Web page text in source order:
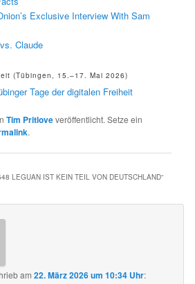
Exclusive Interview With Sam
Claude
(Tübingen, 15.–17. Mai 2026)
Tage der digitalen Freiheit
Tim Pritloveveröffentlicht. Setze ein
.
LEGUAN IST KEIN TEIL VON DEUTSCHLAND“
am22. März 2026 um 10:34 Uhr: